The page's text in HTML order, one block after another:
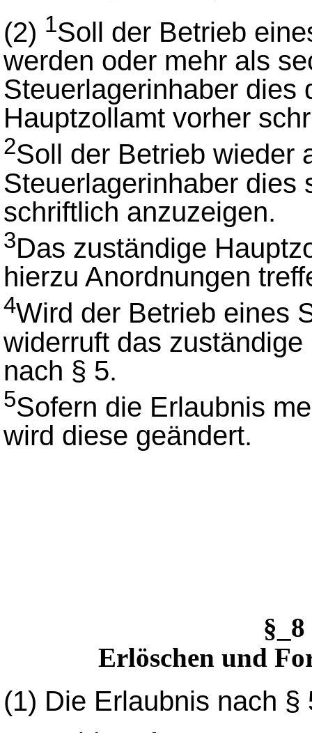
(2) 1Soll der Betrieb
werden oder mehr als
Steuerlagerinhaber dies
Hauptzollamt vorher
2Soll der Betrieb wieder
Steuerlagerinhaber dies
schriftlich anzuzeigen.
3Das zuständige
hierzu Anordnungen
4Wird der Betrieb eines
widerruft das
nach § 5.
5Sofern die Erlaubnis
wird diese geändert.
Erlöschen und
(1) Die Erlaubnis nach §